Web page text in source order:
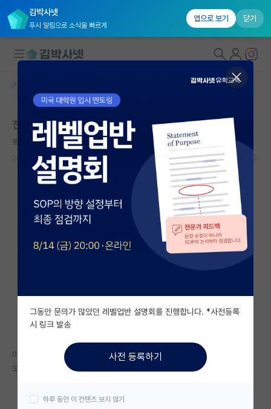
김박사넷
푸시 알림으로 소식을 빠르게
앱으로 보기 닫기
대학원생 모집
국내대학원 정보
연구실&오픈랩
커뮤니티
커뮤니티 홈
전체글보기
베스트 게시판
자유 게시판(아무개랩)
미국 유학 게시판
미국 대학원 합격 후기 게시판
대학원생 모집 게시판
커뮤니티 홈
진짜 교수님들한테 편입생들 인식이 안좋나요?
똑똑한 마이클 패러데이
2023.09.13 14 7916
아직 학부생인데 제 주변 편입생들은 더 노력도 많이 하고, 원래 제 과 애들
보다 실력 좋은 모습도 보여줘서요.
그동안 문의가 많았던 레벨업반 설명회를 진행합니다. *사전등록
시 링크 발송
사전 등록하기
하루 동안 이 컨텐츠 보지 않기